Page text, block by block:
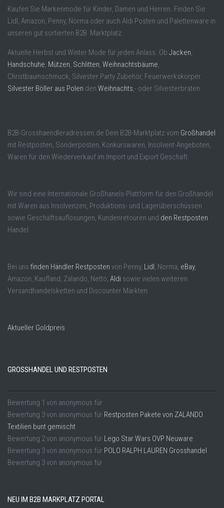
Kaufen Sie Markenmode für Kinder, Damen und Herren. Finden Sie
Lidl, Amazon, Penny, Norma oder auch Aldi Posten und Palettenware in
unseren gut sortierten B2B Marktplatz.
Aktuelle Herbst und Winter Mode für jeden Anlass. Ob Jacken,
Handschuhe, Mützen, Schlitten, Weihnachtsbäume,
Christbaumschmuck, Silvester Party Zubehör, Feuerwerkskörper
Silvester Böller aus Polen den Weihnachts,- oder Silvesterbraten.
B2B-Grosshaendleradressen.de Dein B2B-Marktplatz vom Großhandel
mit Restposten, Sonderposten, Konkurswaren, Insolvent-Angeboten,
Waren für den Wiederverkauf im Import und Export Geschäft.
Wir sind eine Internationale Großhanels-Plattform für den Großhandel
mit Waren aus Insolvenzen, Produktions- und Lagerüberschüssen
sowie Geschäftsauflösungen, Kundenretouren und den Restposten
Handel.
Bei uns finden Händler Restposten von Penny, Lidl , Norma, eBay,
Amazon, Kaufland, Zalando, Netto, Aldi sowie vielen weiteren
Versandhandelsketten und Discounter Märkten.
Aktueller Goldpreis
GROSSHANDEL UND RESTPOSTEN
Bewertung 1 von anonymous für
Bewertung 3von anonymous für Restposten Pakete von ZALANDO
Textilien bunt gemischt
Bewertung 2von anonymous für Lego Star Wars OVP Neuware
Bewertung 3von anonymous für POLO RALPH LAUREN Grosshandel
Bewertung 3von anonymous für
NEU IM B2B MARKPLATZ PORTAL